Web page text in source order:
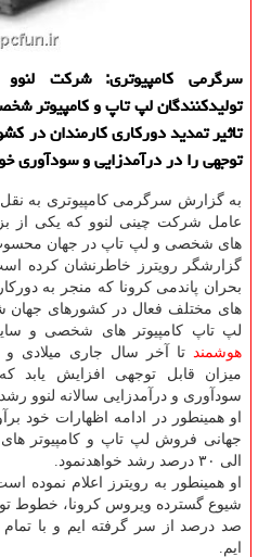
سرگرمی كامپیوتری: شركت
تولیدكنندگان لپ تاپ و كامپیوتر
تاثیر تمدید دوركاری كارمندان در
توجهی را در درآمدزایی و سودآوری
به گزارش سرگرمی کامپیوتری به نقل
عامل شرکت چینی لنوو که یکی از
های شخصی و لپ تاپ در جهان
گزارشگر رویترز خاطرنشان کرده
بحران پاندمی کرونا که منجر به
های مختلف فعال در کشورهای جهان
لپ تاپ کامپیوتر های شخصی و
هوشمند تا آخر سال جاری میلادی و
میزان قابل توجهی افزایش
سودآوری و درآمدزایی سالانه لنوو
او همینطور در ادامه اظهارات خود
الی ۳۰ درصد رشد خواهدنمود.
او همینطور به رویترز اعلام نموده
شیوع گسترده ویروس کرونا، خطوط
صد درصد از سر گرفته ایم و با تمام
ایم.